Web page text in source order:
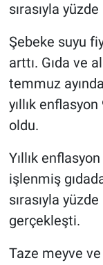
sırasıyla
Şebeke suyu
arttı. Gıda ve
temmuz
yıllık
oldu.
Yıllık
işlenmiş
sırasıyla
gerçekleşti.
Taze meyve